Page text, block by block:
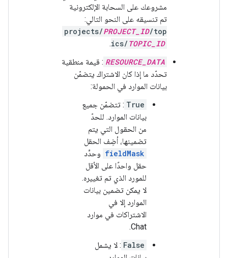
مشروعك على السحابة الإلكترونية
تم تنسيقه على النحو التالي:
projects/PROJECT_ID/top
ics/ TOPIC_ID
.
RESOURCE_DATA : قيمة منطقية
تحدّد ما إذا كان الاشتراك يتضمّن
بيانات الموارد في الحمولة:
True : تتضمّن جميع
بيانات الموارد. للحدّ
من الحقول التي يتم
تضمينها، أضِف الحقل
fieldMask وحدِّد
حقل واحدًا على الأقل
للمورد الذي تم تغييره.
لا يمكن تضمين بيانات
الموارد إلا في
الاشتراكات في موارد
Chat.
False : لا يشمل